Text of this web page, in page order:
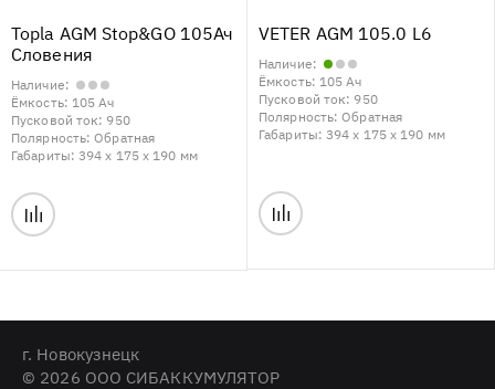
Topla AGM Stop&GO 105Ач
Словения
Наличие:
Ёмкость: 105 Ач
Пусковой ток: 950
Полярность:Обратная
Габариты: 394 x 175 x 190 мм
VETER AGM 105.0 L6
Наличие:
Ёмкость: 105 Ач
Пусковой ток: 950
Полярность:Обратная
Габариты: 394 x 175 x 190 мм
г. Новокузнецк
© 2026 ООО СИБАККУМУЛЯТОР